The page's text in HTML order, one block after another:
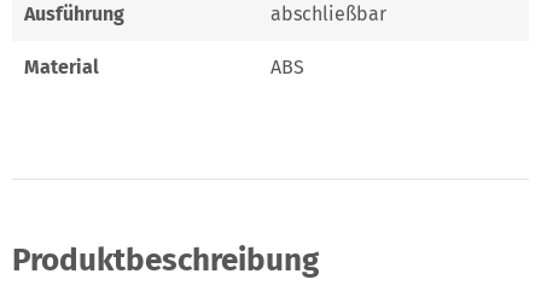
Ausführung abschließbar
Material ABS
Produktbeschreibung